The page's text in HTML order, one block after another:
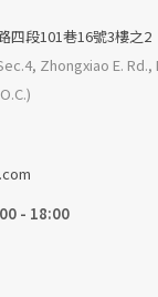
四段101巷16號3樓之2
Zhongxiao E.
- 18:00